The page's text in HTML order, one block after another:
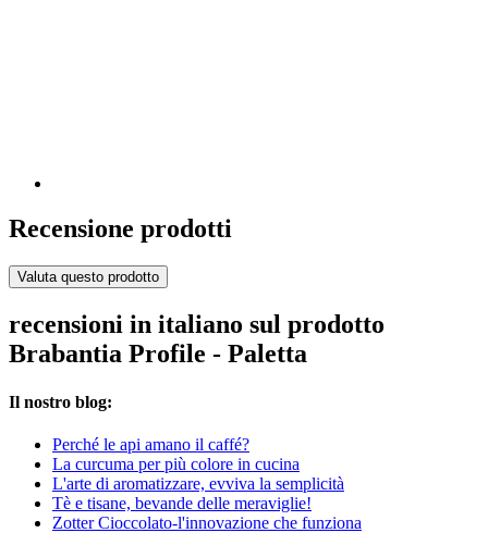
Recensione prodotti
Valuta questo prodotto
recensioni in italiano sul prodotto
Brabantia Profile - Paletta
Il nostro blog:
Perché le api amano il caffé?
La curcuma per più colore in cucina
L'arte di aromatizzare, evviva la semplicità
Tè e tisane, bevande delle meraviglie!
Zotter Cioccolato-l'innovazione che funziona